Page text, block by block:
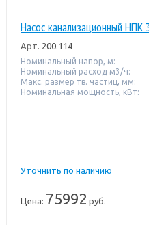
Насос канализационный
Арт. 200.114
Номинальный напор, м:
Номинальный расход м3/ч:
Макс. размер тв. частиц, мм:
Номинальная мощность, кВт:
Уточнить по наличию
Цена: 75992 руб.